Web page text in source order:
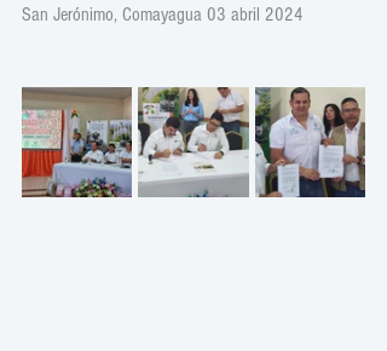
San Jerónimo, Comayagua 03 abril 2024